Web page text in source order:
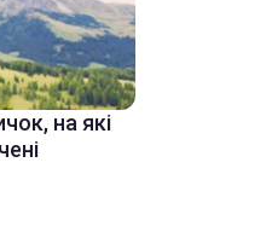
на які